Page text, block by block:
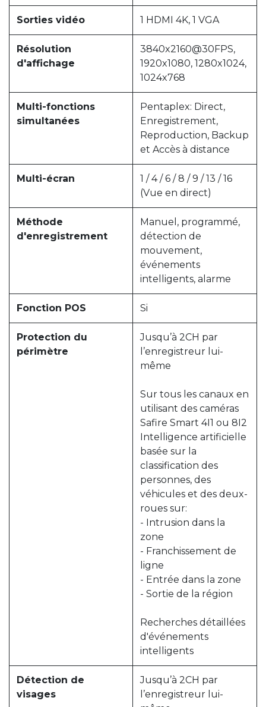
Sorties vidéo 1 HDMI 4K, 1 VGA
Résolution
d'affichage
3840x2160@30FPS,
1920x1080, 1280x1024,
1024x768
Multi-fonctions
simultanées
Pentaplex: Direct,
Enregistrement,
Reproduction, Backup
et Accès à distance
Multi-écran
1 / 4 / 6 / 8 / 9 / 13 / 16
(Vue en direct)
Méthode
d'enregistrement
Manuel, programmé,
détection de
mouvement,
événements
intelligents, alarme
Fonction POS Si
Protection du
périmètre
Jusqu’à 2CH par
l’enregistreur lui-
même
Sur tous les canaux en
utilisant des caméras
Safire Smart 4I1 ou 8I2
Intelligence artificielle
basée sur la
classification des
personnes, des
véhicules et des deux-
roues sur:
- Intrusion dans la
zone
- Franchissement de
ligne
- Entrée dans la zone
- Sortie de la région
Recherches détaillées
d'événements
intelligents
Détection de
visages
Jusqu’à 2CH par
l’enregistreur lui-